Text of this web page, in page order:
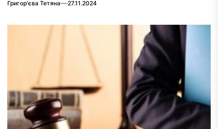
Григор'єва Тетяна 27.11.2024